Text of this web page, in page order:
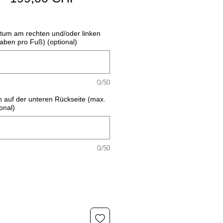
am rechten und/oder linken
pro Fuß) (optional)
0/50
auf der unteren Rückseite (max.
0/50